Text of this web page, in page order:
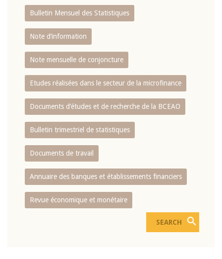
Bulletin Mensuel des Statistiques
Note d’information
Note mensuelle de conjoncture
Etudes réalisées dans le secteur de la microfinance
Documents d’études et de recherche de la BCEAO
Bulletin trimestriel de statistiques
Documents de travail
Annuaire des banques et établissements financiers
Revue économique et monétaire